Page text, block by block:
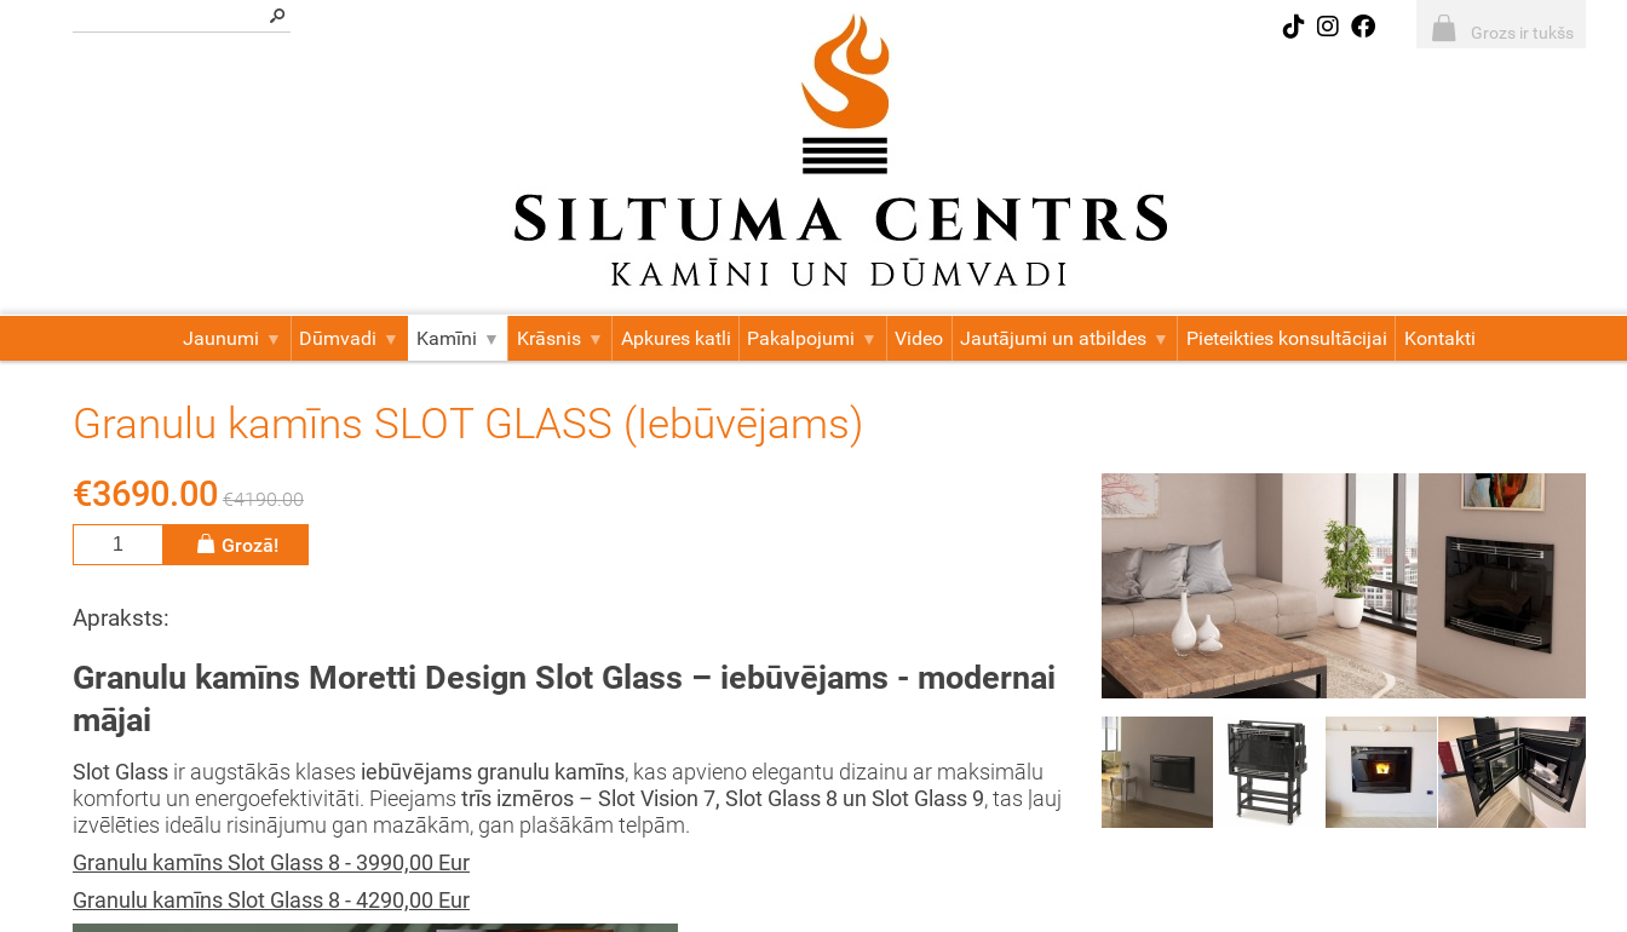
Grozs ir tukšs
Jaunumi Dūmvadi Kamīni Krāsnis Apkures katli Pakalpojumi Video Jautājumi un atbildes Pieteikties konsultācijai Kontakti
Granulu kamīns SLOT GLASS (Iebūvējams)
€3690.00 €4190.00
Grozā!
Apraksts:
Granulu kamīns Moretti Design Slot Glass – iebūvējams - modernai
mājai
Slot Glass ir augstākās klases iebūvējams granulu kamīns, kas apvieno elegantu dizainu ar maksimālu
komfortu un energoefektivitāti. Pieejams trīs izmēros – Slot Vision 7, Slot Glass 8 un Slot Glass 9, tas ļauj
izvēlēties ideālu risinājumu gan mazākām, gan plašākām telpām.
Granulu kamīns Slot Glass 8 - 3990,00 Eur
Granulu kamīns Slot Glass 8 - 4290,00 Eur